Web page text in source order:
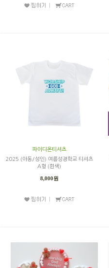
파이디온티셔츠
2025 (아동/성인) 여름성경학교 티셔츠
A형 (흰색)
8,000원